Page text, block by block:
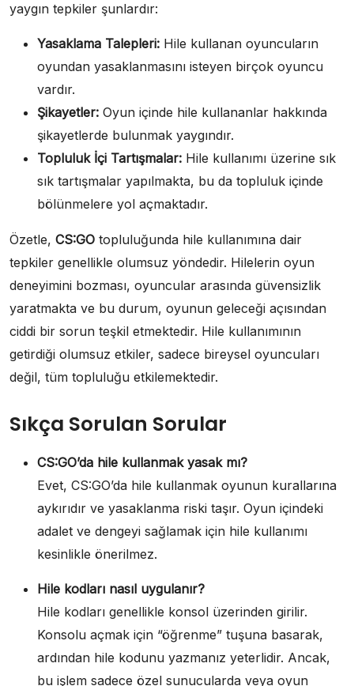
yaygın tepkiler şunlardır:
Yasaklama Talepleri: Hile kullanan oyuncuların
oyundan yasaklanmasını isteyen birçok oyuncu
vardır.
Şikayetler: Oyun içinde hile kullananlar hakkında
şikayetlerde bulunmak yaygındır.
Topluluk İçi Tartışmalar: Hile kullanımı üzerine sık
sık tartışmalar yapılmakta, bu da topluluk içinde
bölünmelere yol açmaktadır.
Özetle, CS:GO topluluğunda hile kullanımına dair
tepkiler genellikle olumsuz yöndedir. Hilelerin oyun
deneyimini bozması, oyuncular arasında güvensizlik
yaratmakta ve bu durum, oyunun geleceği açısından
ciddi bir sorun teşkil etmektedir. Hile kullanımının
getirdiği olumsuz etkiler, sadece bireysel oyuncuları
değil, tüm topluluğu etkilemektedir.
Sıkça Sorulan Sorular
CS:GO’da hile kullanmak yasak mı?
Evet, CS:GO’da hile kullanmak oyunun kurallarına
aykırıdır ve yasaklanma riski taşır. Oyun içindeki
adalet ve dengeyi sağlamak için hile kullanımı
kesinlikle önerilmez.
Hile kodları nasıl uygulanır?
Hile kodları genellikle konsol üzerinden girilir.
Konsolu açmak için “öğrenme” tuşuna basarak,
ardından hile kodunu yazmanız yeterlidir. Ancak,
bu işlem sadece özel sunucularda veya oyun